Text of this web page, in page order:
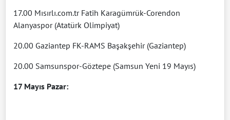
17.00 Mısırlı.com.tr Fatih Karagümrük-Corendon
Alanyaspor (Atatürk Olimpiyat)
20.00 Gaziantep FK-RAMS Başakşehir (Gaziantep)
20.00 Samsunspor-Göztepe (Samsun Yeni 19 Mayıs)
17 Mayıs Pazar: